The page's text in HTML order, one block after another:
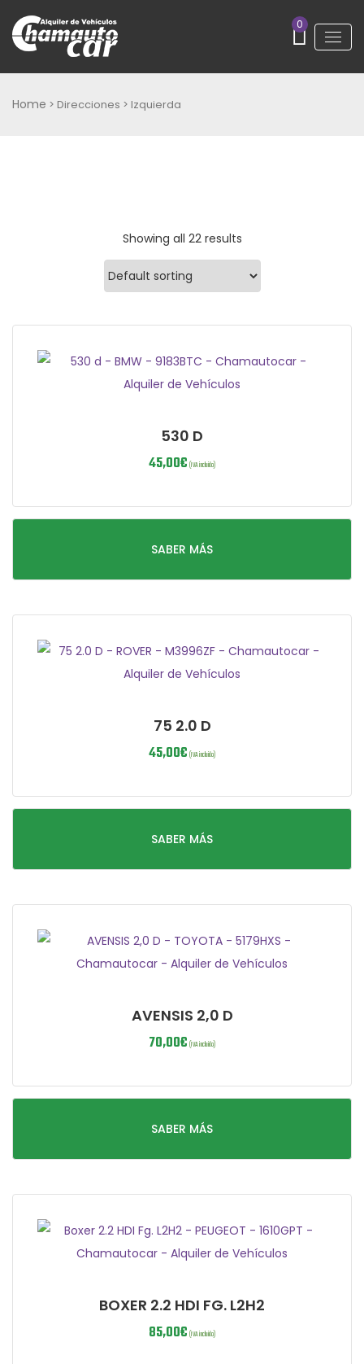
0
Home > Direcciones > Izquierda
Showing all 22 results
530 D
45,00€ (IVA incluido)
SABER MÁS
75 2.0 D
45,00€ (IVA incluido)
SABER MÁS
AVENSIS 2,0 D
70,00€ (IVA incluido)
SABER MÁS
BOXER 2.2 HDI FG. L2H2
85,00€ (IVA incluido)